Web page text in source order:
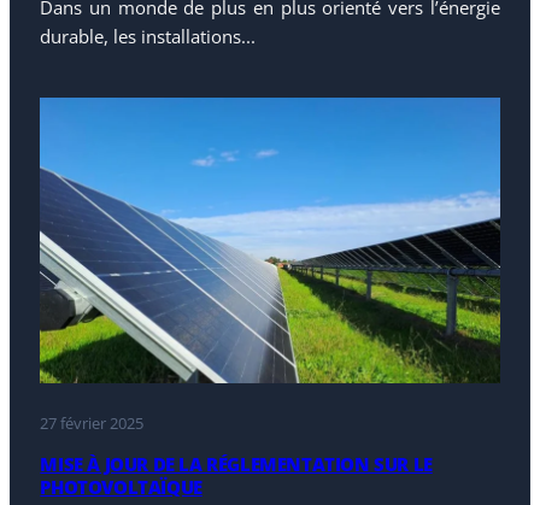
Dans un monde de plus en plus orienté vers l’énergie
durable, les installations...
27 février 2025
MISE À JOUR DE LA RÉGLEMENTATION SUR LE
PHOTOVOLTAÏQUE